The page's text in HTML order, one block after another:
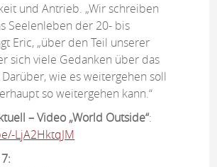
und Antrieb. „Wir schreiben
Seelenleben der 20- bis
Eric, „über den Teil unserer
sich viele Gedanken über das
wie es weitergehen soll
so weitergehen kann.“
– Video „World Outside“:
LjA2HktqJM